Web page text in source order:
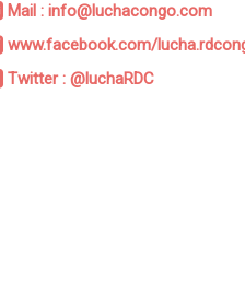
Mail : info@luchacongo.com
www.facebook.com/
Twitter : @luchaRDC